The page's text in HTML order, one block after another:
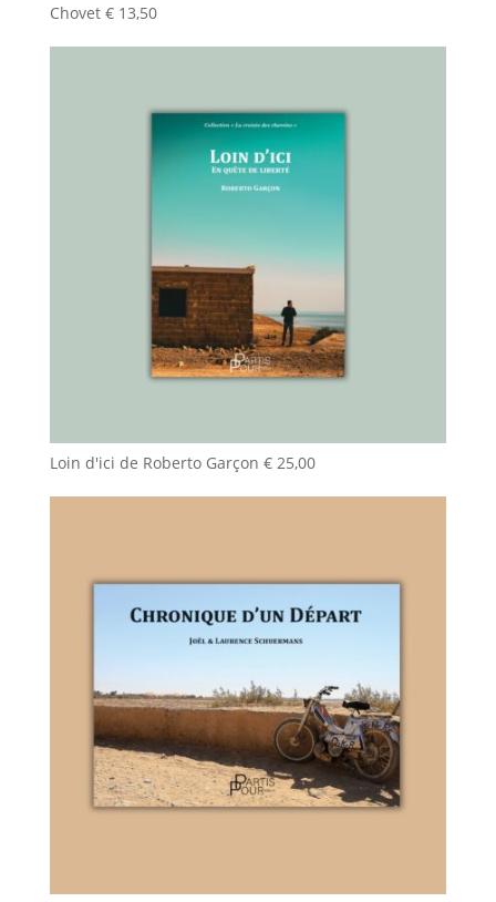
Chovet €13,50
Loin d'ici de Roberto Garçon €25,00